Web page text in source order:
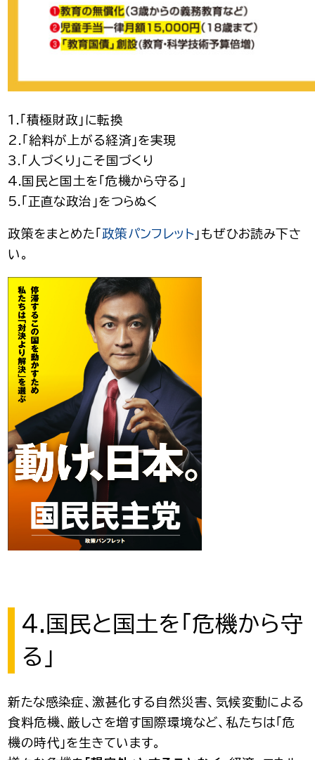
1.「積極財政」に転換
2.「給料が上がる経済」を実現
3.「人づくり」こそ国づくり
4.国民と国土を「危機から守る」
5.「正直な政治」をつらぬく
政策をまとめた「 政策パンフレット 」もぜひお読み下さ
い。
4.国民と国土を「危機から守
る」
新たな感染症、激甚化する自然災害、気候変動による
食料危機、厳しさを増す国際環境など、私たちは「危
機の時代」を生きています。